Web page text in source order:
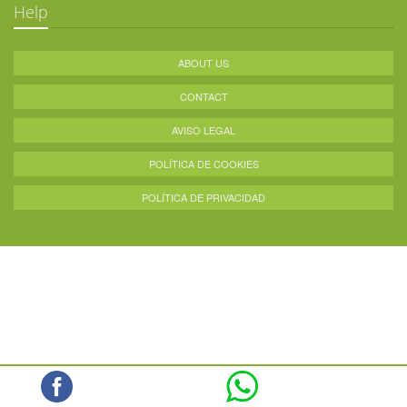
Help
ABOUT US
CONTACT
AVISO LEGAL
POLÍTICA DE COOKIES
POLÍTICA DE PRIVACIDAD